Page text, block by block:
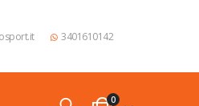
3401610142
0